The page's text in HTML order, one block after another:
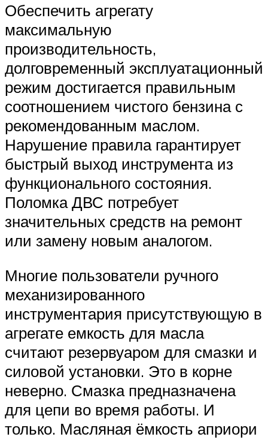
Обеспечить агрегату
максимальную
производительность,
долговременный эксплуатационный
режим достигается правильным
соотношением чистого бензина с
рекомендованным маслом.
Нарушение правила гарантирует
быстрый выход инструмента из
функционального состояния.
Поломка ДВС потребует
значительных средств на ремонт
или замену новым аналогом.
Многие пользователи ручного
механизированного
инструментария присутствующую в
агрегате емкость для масла
считают резервуаром для смазки и
силовой установки. Это в корне
неверно. Смазка предназначена
для цепи во время работы. И
только. Масляная ёмкость априори